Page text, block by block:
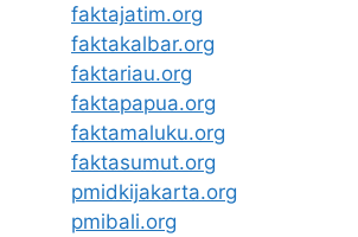
faktajatim.org
faktakalbar.org
faktariau.org
faktapapua.org
faktamaluku.org
faktasumut.org
pmidkijakarta.org
pmibali.org